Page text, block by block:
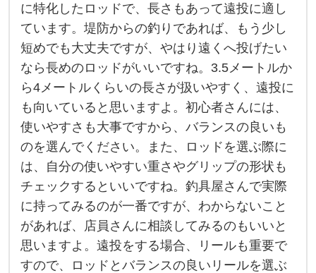
は
初
心
者
に
と
っ
て
な
か
な
か
難
し
い
で
す
よ
ね
。
遠
投
を
に特化したロッドで、長さもあって遠投に適し
ています。堤防からの釣りであれば、もう少し
短めでも大丈夫ですが、やはり遠くへ投げたい
なら長めのロッドがいいですね。3.5メートルか
ら4メートルくらいの長さが扱いやすく、遠投に
も向いていると思いますよ。初心者さんには、
使いやすさも大事ですから、バランスの良いも
のを選んでください。また、ロッドを選ぶ際に
は、自分の使いやすい重さやグリップの形状も
チェックするといいですね。釣具屋さんで実際
に持ってみるのが一番ですが、わからないこと
があれば、店員さんに相談してみるのもいいと
思いますよ。遠投をする場合、リールも重要で
すので、ロッドとバランスの良いリールを選ぶ